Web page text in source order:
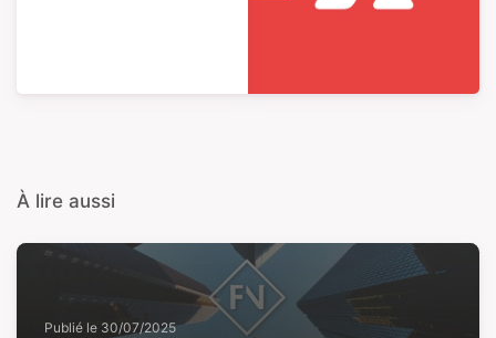
À lire aussi
Publié le 30/07/2025